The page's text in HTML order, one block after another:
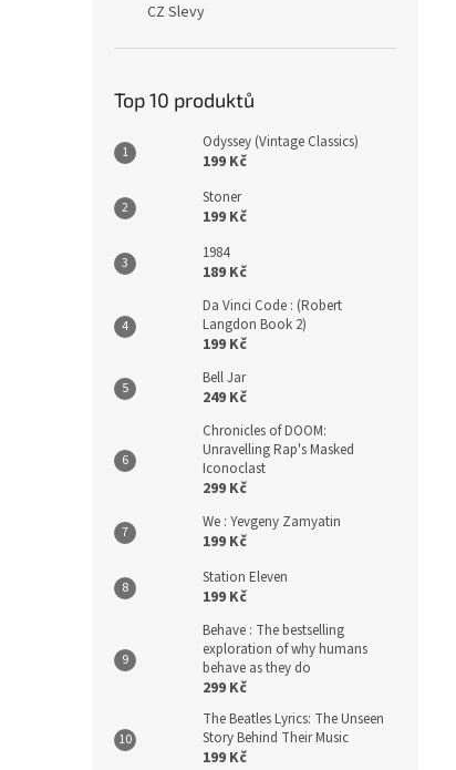
CZ Slevy
Top 10 produktů
Odyssey (Vintage Classics)
199 Kč
Stoner
199 Kč
1984
189 Kč
Da Vinci Code : (Robert
Langdon Book 2)
199 Kč
Bell Jar
249 Kč
Chronicles of DOOM:
Unravelling Rap's Masked
Iconoclast
299 Kč
We : Yevgeny Zamyatin
199 Kč
Station Eleven
199 Kč
Behave : The bestselling
exploration of why humans
behave as they do
299 Kč
The Beatles Lyrics: The Unseen
Story Behind Their Music
199 Kč